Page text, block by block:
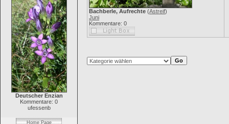
Deutscher Enzian
Kommentare: 0
ufessenb
Home Page
Bachberle, Aufrechte (Astreif)
Juni
Kommentare: 0